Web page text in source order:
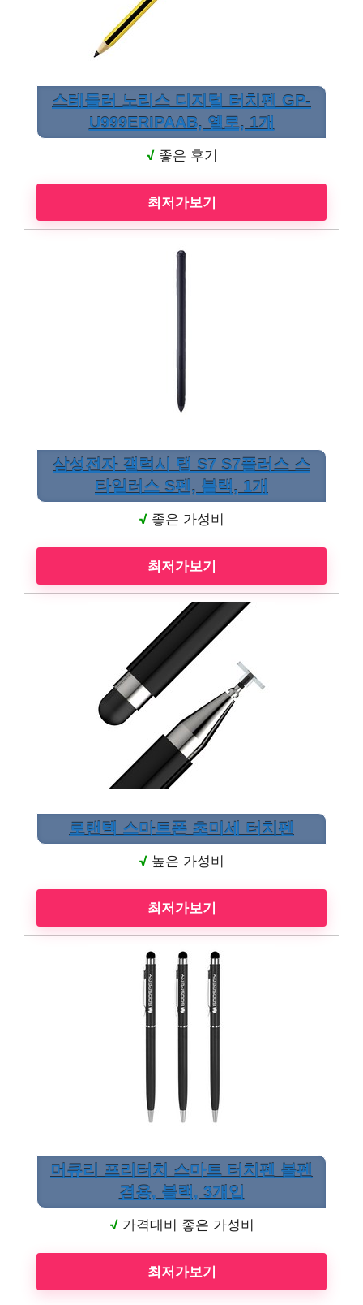
스테들러 노리스 디지털 터치펜 GP-
U999ERIPAAB, 옐로, 1개
√좋은 후기
최저가보기
삼성전자 갤럭시 탭 S7 S7플러스 스
타일러스 S펜, 블랙, 1개
√ 좋은 가성비
최저가보기
로랜텍 스마트폰 초미세 터치펜
√ 높은 가성비
최저가보기
머큐리 프리터치 스마트 터치펜 볼펜
겸용, 블랙, 3개입
√가격대비 좋은 가성비
최저가보기